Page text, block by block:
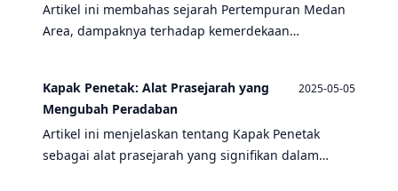
Artikel ini membahas sejarah Pertempuran Medan
Area, dampaknya terhadap kemerdekaan
Kapak Penetak: Alat Prasejarah yang
Mengubah Peradaban
2025-05-05
Artikel ini menjelaskan tentang Kapak Penetak
sebagai alat prasejarah yang signifikan dalam